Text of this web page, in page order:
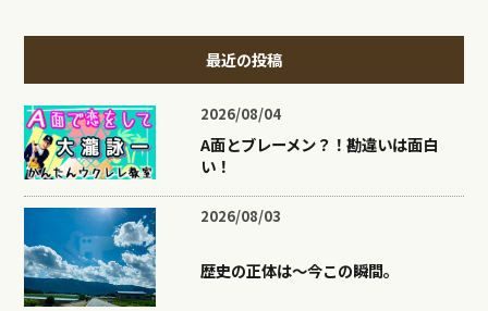
最近の投稿
2026/08/04
A面とブレーメン？！勘違いは面白
い！
2026/08/03
歴史の正体は〜今この瞬間。